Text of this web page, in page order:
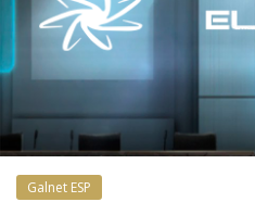
Galnet ESP